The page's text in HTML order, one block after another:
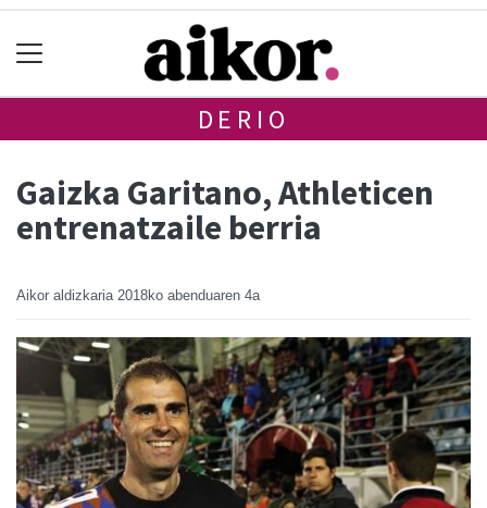
DERIO
Gaizka Garitano, Athleticen
entrenatzaile berria
Aikor aldizkaria 2018ko abenduaren 4a